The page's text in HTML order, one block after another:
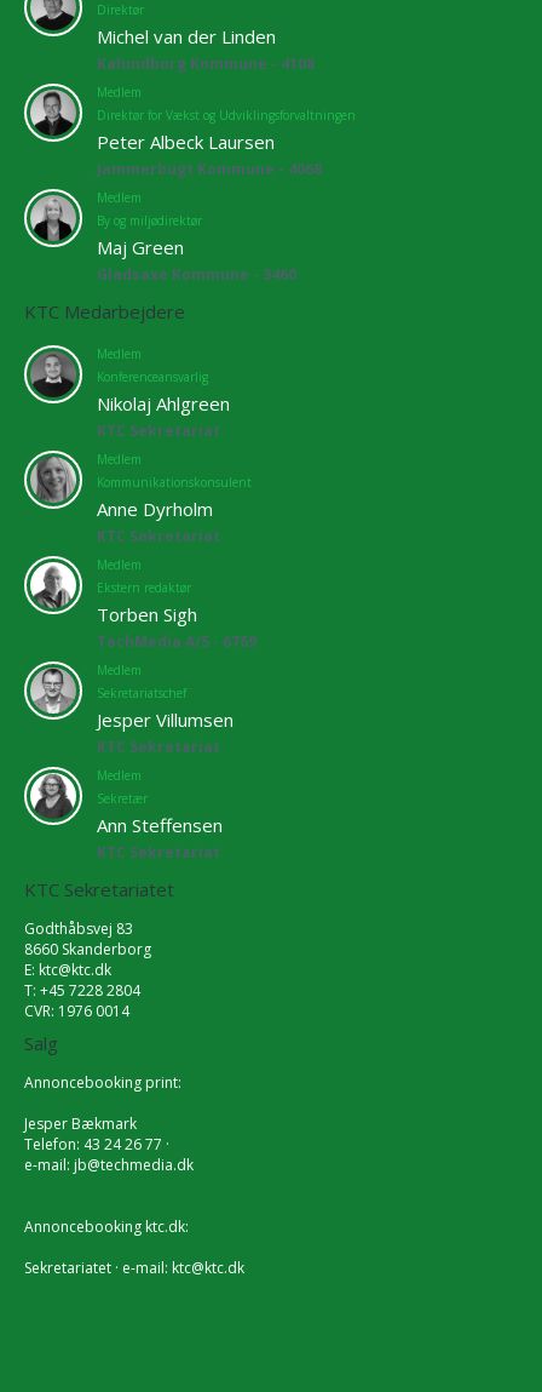
Direktør
Michel van der Linden
Kalundborg Kommune - 4108
Medlem
Direktør for Vækst og Udviklingsforvaltningen
Peter Albeck Laursen
Jammerbugt Kommune - 4068
Medlem
By og miljødirektør
Maj Green
Gladsaxe Kommune - 3460
KTC Medarbejdere
Medlem
Konferenceansvarlig
Nikolaj Ahlgreen
KTC Sekretariat
Medlem
Kommunikationskonsulent
Anne Dyrholm
KTC Sekretariat
Medlem
Ekstern redaktør
Torben Sigh
TechMedia A/S - 6769
Medlem
Sekretariatschef
Jesper Villumsen
KTC Sekretariat
Medlem
Sekretær
Ann Steffensen
KTC Sekretariat
KTC Sekretariatet
Godthåbsvej 83
8660 Skanderborg
E: ktc@ktc.dk
T: +45 7228 2804
CVR: 1976 0014
Salg
Annoncebooking print:
Jesper Bækmark
Telefon: 43 24 26 77 ·
e-mail: jb@techmedia.dk
Annoncebooking ktc.dk:
Sekretariatet · e-mail: ktc@ktc.dk